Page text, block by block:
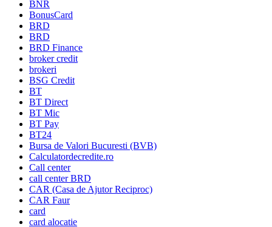
BNR
BonusCard
BRD
BRD
BRD Finance
broker credit
brokeri
BSG Credit
BT
BT Direct
BT Mic
BT Pay
BT24
Bursa de Valori Bucuresti (BVB)
Calculatordecredite.ro
Call center
call center BRD
CAR (Casa de Ajutor Reciproc)
CAR Faur
card
card alocatie